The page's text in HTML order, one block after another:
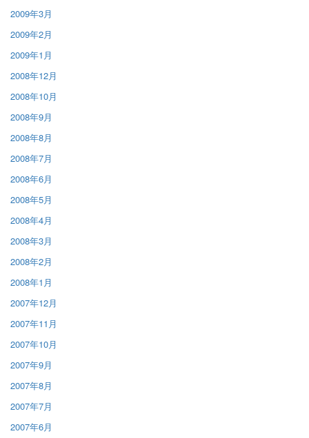
2009年3月
2009年2月
2009年1月
2008年12月
2008年10月
2008年9月
2008年8月
2008年7月
2008年6月
2008年5月
2008年4月
2008年3月
2008年2月
2008年1月
2007年12月
2007年11月
2007年10月
2007年9月
2007年8月
2007年7月
2007年6月